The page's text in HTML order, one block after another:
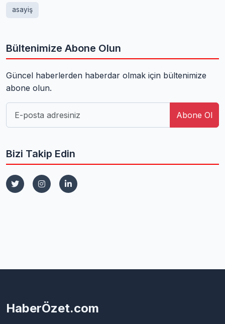
asayiş
Bültenimize Abone Olun
Güncel haberlerden haberdar olmak için bültenimize
abone olun.
Abone Ol
Bizi Takip Edin
HaberÖzet.com